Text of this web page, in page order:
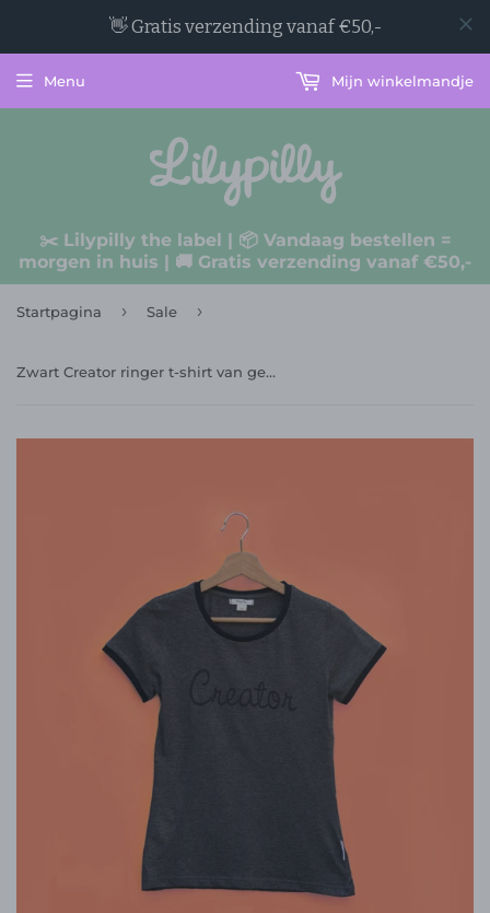
✂️ Lilypilly the label | 📦 Vandaag bestellen =
morgen in huis | 🚚 Gratis verzending vanaf €50,-
Menu Mijn winkelmandje
Startpagina › Sale ›
Zwart Creator ringer t-shirt van gekamd katoen met zwart artwork